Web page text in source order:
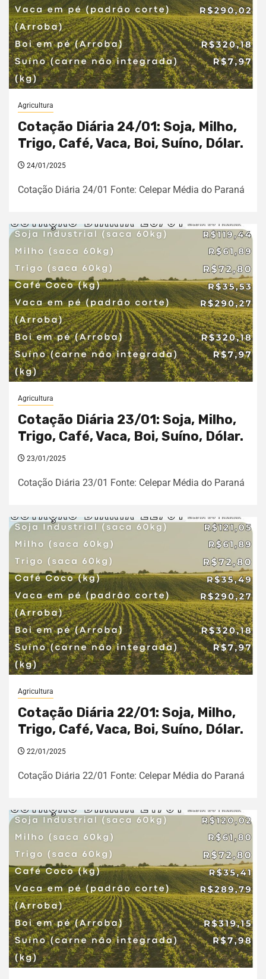
Agricultura
Cotação Diária 24/01: Soja, Milho,
Trigo, Café, Vaca, Boi, Suíno, Dólar.
24/01/2025
Cotação Diária 24/01 Fonte: Celepar Média do Paraná
Agricultura
Cotação Diária 23/01: Soja, Milho,
Trigo, Café, Vaca, Boi, Suíno, Dólar.
23/01/2025
Cotação Diária 23/01 Fonte: Celepar Média do Paraná
Agricultura
Cotação Diária 22/01: Soja, Milho,
Trigo, Café, Vaca, Boi, Suíno, Dólar.
22/01/2025
Cotação Diária 22/01 Fonte: Celepar Média do Paraná